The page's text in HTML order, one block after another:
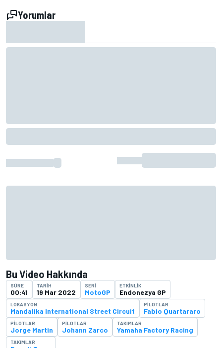
Yorumlar
Bu Video Hakkında
SÜRE
00:41
TARIH
19 Mar 2022
SERI
MotoGP
ETKINLIK
Endonezya GP
LOKASYON
Mandalika International Street Circuit
PILOTLAR
Fabio Quartararo
PILOTLAR
Jorge Martin
PILOTLAR
Johann Zarco
TAKIMLAR
Yamaha Factory Racing
TAKIMLAR